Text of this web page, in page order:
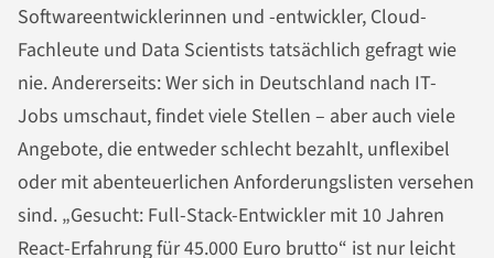
Softwareentwicklerinnen und -entwickler, Cloud-
Fachleute und Data Scientists tatsächlich gefragt wie
nie. Andererseits: Wer sich in Deutschland nach IT-
Jobs umschaut, findet viele Stellen – aber auch viele
Angebote, die entweder schlecht bezahlt, unflexibel
oder mit abenteuerlichen Anforderungslisten versehen
sind. „Gesucht: Full-Stack-Entwickler mit 10 Jahren
React-Erfahrung für 45.000 Euro brutto“ ist nur leicht